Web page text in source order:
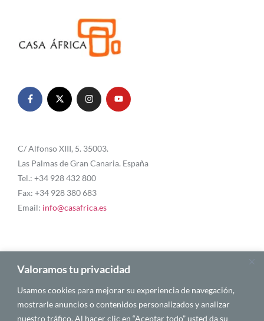
Valoramos tu privacidad
Usamos cookies para mejorar su experiencia de navegación,
mostrarle anuncios o contenidos personalizados y analizar
nuestro tráfico. Al hacer clic en “Aceptar todo” usted da su
C/ Alfonso XIII, 5. 35003.
Las Palmas de Gran Canaria. España
Tel.: +34 928 432 800
Fax: +34 928 380 683
Email: info@casafrica.es
Blog
Quiénes somos